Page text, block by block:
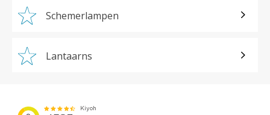
Schemerlampen
Lantaarns